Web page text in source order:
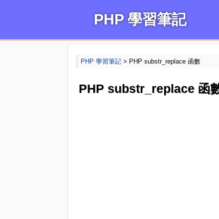
PHP 學習筆記
PHP 學習筆記> PHP substr_replace 函數
PHP substr_replace 函